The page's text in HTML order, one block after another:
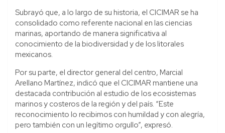
Subrayó que, a lo largo de su historia, el CICIMAR se ha
consolidado como referente nacional en las ciencias
marinas, aportando de manera significativa al
conocimiento de la biodiversidad y de los litorales
mexicanos.
Por su parte, el director general del centro, Marcial
Arellano Martínez, indicó que el CICIMAR mantiene una
destacada contribución al estudio de los ecosistemas
marinos y costeros de la región y del país. “Este
reconocimiento lo recibimos con humildad y con alegría,
pero también con un legítimo orgullo”, expresó.